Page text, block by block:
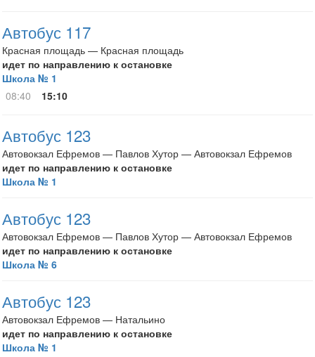
Автобус 117
Красная площадь — Красная площадь
идет по направлению к остановке
Школа № 1
08:40
15:10
Автобус 123
Автовокзал Ефремов — Павлов Хутор — Автовокзал Ефремов
идет по направлению к остановке
Школа № 1
Автобус 123
Автовокзал Ефремов — Павлов Хутор — Автовокзал Ефремов
идет по направлению к остановке
Школа № 6
Автобус 123
Автовокзал Ефремов — Натальино
идет по направлению к остановке
Школа № 1